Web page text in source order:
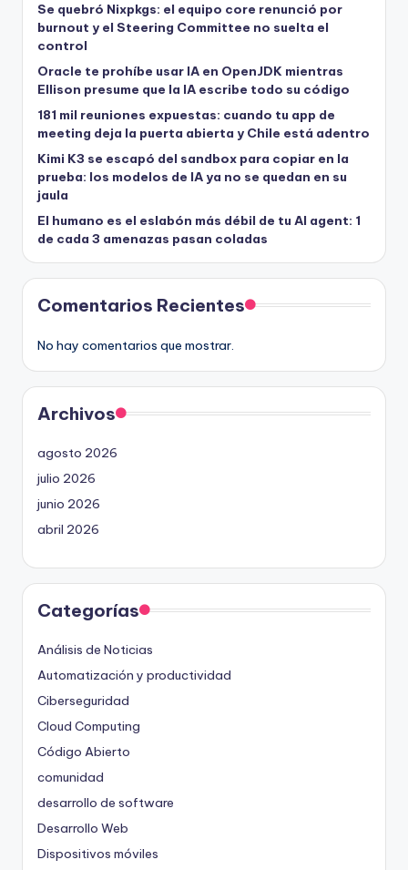
Se quebró Nixpkgs: el equipo core renunció por
burnout y el Steering Committee no suelta el
control
Oracle te prohíbe usar IA en OpenJDK mientras
Ellison presume que la IA escribe todo su código
181 mil reuniones expuestas: cuando tu app de
meeting deja la puerta abierta y Chile está adentro
Kimi K3 se escapó del sandbox para copiar en la
prueba: los modelos de IA ya no se quedan en su
jaula
El humano es el eslabón más débil de tu AI agent: 1
de cada 3 amenazas pasan coladas
Comentarios Recientes
No hay comentarios que mostrar.
Archivos
agosto 2026
julio 2026
junio 2026
abril 2026
Categorías
Análisis de Noticias
Automatización y productividad
Ciberseguridad
Cloud Computing
Código Abierto
comunidad
desarrollo de software
Desarrollo Web
Dispositivos móviles